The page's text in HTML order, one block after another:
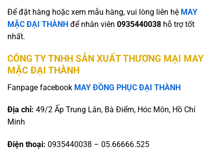
Để đặt hàng hoặc xem mẫu hàng, vui lòng liên hệ MAY
MẶC ĐẠI THÀNH để nhân viên 0935440038 hỗ trợ tốt
nhất.
CÔNG TY TNHH SẢN XUẤT THƯƠNG MẠI MAY
MẶC ĐẠI THÀNH
Fanpage facebook MAY ĐỒNG PHỤC ĐẠI THÀNH
Địa chỉ: 49/2 Ấp Trung Lân, Bà Điểm, Hóc Môn, Hồ Chí
Minh
Điện thoại: 0935440038 – 05.66666.525